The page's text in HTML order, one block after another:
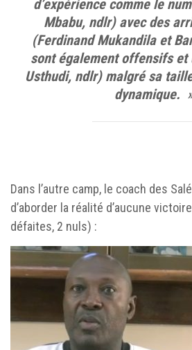
d’expérience comme le
Mbabu, ndlr) avec des
(Ferdinand Mukandila et
sont également offensifs et
Usthudi, ndlr) malgré sa
dynamique.
Dans l’autre camp, le coach des
d’aborder la réalité d’aucune
défaites, 2 nuls) :